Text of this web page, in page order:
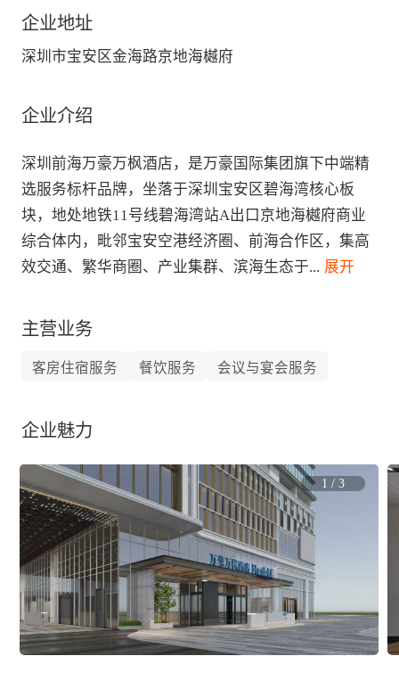
企业地址
深圳市宝安区金海路京地海樾府
企业介绍
深圳前海万豪万枫酒店，是万豪国际集团旗下中端精
选服务标杆品牌，坐落于深圳宝安区碧海湾核心板
块，地处地铁11号线碧海湾站A出口京地海樾府商业
综合体内，毗邻宝安空港经济圈、前海合作区，集高
效交通、繁华商圈、产业集群、滨海生态于... 展开
主营业务
客房住宿服务 餐饮服务 会议与宴会服务
企业魅力
1 / 3